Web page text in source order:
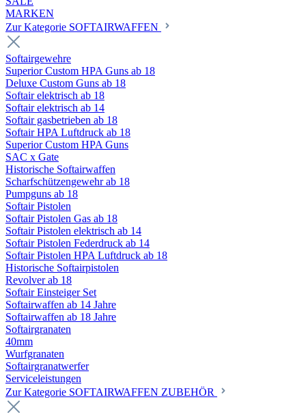
MARKEN
Zur Kategorie SOFTAIRWAFFEN
Softairgewehre
Superior Custom HPA Guns ab 18
Deluxe Custom Guns ab 18
Softair elektrisch ab 18
Softair elektrisch ab 14
Softair gasbetrieben ab 18
Softair HPA Luftdruck ab 18
Superior Custom HPA Guns
SAC x Gate
Historische Softairwaffen
Scharfschützengewehr ab 18
Pumpguns ab 18
Softair Pistolen
Softair Pistolen Gas ab 18
Softair Pistolen elektrisch ab 14
Softair Pistolen Federdruck ab 14
Softair Pistolen HPA Luftdruck ab 18
Historische Softairpistolen
Revolver ab 18
Softair Einsteiger Set
Softairwaffen ab 14 Jahre
Softairwaffen ab 18 Jahre
Softairgranaten
40mm
Wurfgranaten
Softairgranatwerfer
Serviceleistungen
Zur Kategorie SOFTAIRWAFFEN ZUBEHÖR